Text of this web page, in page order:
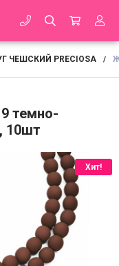
ЧЕШСКИЙ PRECIOSA /
темно-
10шт
Хит!